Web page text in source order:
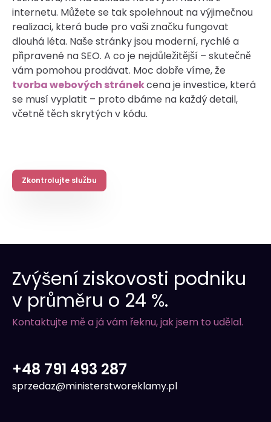
internetu. Můžete se tak spolehnout na výjimečnou
realizaci, která bude pro vaši značku fungovat
dlouhá léta. Naše stránky jsou moderní, rychlé a
připravené na SEO. A co je nejdůležitější – skutečně
vám pomohou prodávat. Moc dobře víme, že
tvorba webových stránekcena je investice, která
se musí vyplatit – proto dbáme na každý detail,
včetně těch skrytých v kódu.
Zkontrolujte službu
Zvýšení ziskovosti podniku
v průměru o 24 %.
Kontaktujte mě a já vám řeknu, jak jsem to udělal.
+48 791 493 287
sprzedaz@ministerstworeklamy.pl